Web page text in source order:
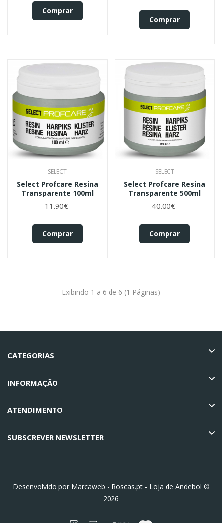
Comprar
Comprar
SELECT
Select Profcare Resina
Transparente 100ml
11.90€
Comprar
SELECT
Select Profcare Resina
Transparente 500ml
40.00€
Comprar
Exibindo 1 a 6 de 6 (1 Páginas)
CATEGORIAS
INFORMAÇÃO
ATENDIMENTO
SUBSCREVER NEWSLETTER
Desenvolvido por Marcaweb - Roscas.pt - Loja de Andebol ©
2026